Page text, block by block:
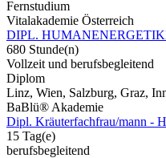
Fernstudium
Vitalakademie Österreich
DIPL.
680 Stunde(n)
Vollzeit und berufsbegleitend
Diplom
Linz, Wien, Salzburg, Graz,
BaBlü® Akademie
Dipl. Kräuterfachfrau/mann -
15 Tag(e)
berufsbegleitend